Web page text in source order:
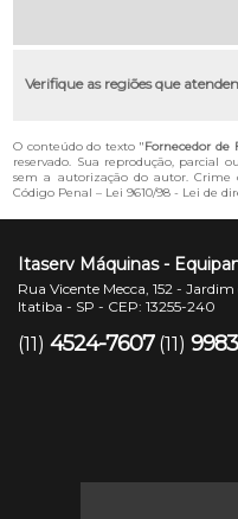
Verifique as regiões que
O conteúdo do texto "Fornecedor de
reservado. Sua reprodução, parcial
sem a autorização do autor.
Código Penal – Lei 9610/98 - Lei de
Itaserv Máquinas -
Rua Vicente Mecca, 152 - Jardim
Itatiba - SP - CEP: 13255-240
(11) 4524-7607 (11)